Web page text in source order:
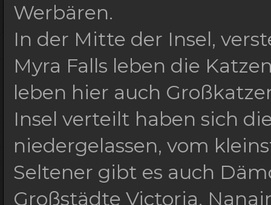
Werbären.
In der Mitte der Insel,
Myra Falls leben die
leben hier auch
Insel verteilt haben sich
niedergelassen, vom
Seltener gibt es auch
Großstädte Victoria,